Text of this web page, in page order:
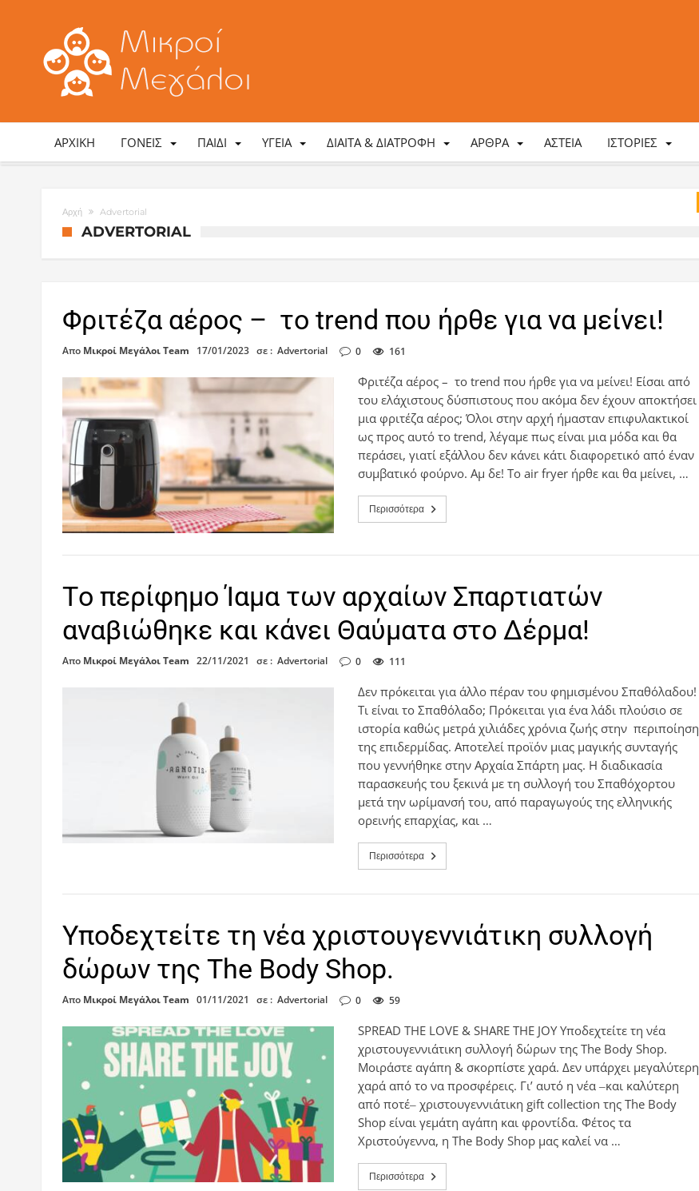
ΑΡΧΙΚΉ ΓΟΝΕΊΣ ΠΑΙΔΊ ΥΓΕΊΑ ΔΊΑΙΤΑ & ΔΙΑΤΡΟΦΉ ΆΡΘΡΑ ΑΣΤΕΊΑ ΙΣΤΟΡΊΕΣ
Αρχή Advertorial
ADVERTORIAL
Φριτέζα αέρος – το trend που ήρθε για να μείνει!
Απο Μικροί Μεγάλοι Team 17/01/2023 σε : Advertorial 0 161
Φριτέζα αέρος – το trend που ήρθε για να μείνει! Είσαι από
του ελάχιστους δύσπιστους που ακόμα δεν έχουν αποκτήσει
μια φριτέζα αέρος; Όλοι στην αρχή ήμασταν επιφυλακτικοί
ως προς αυτό το trend, λέγαμε πως είναι μια μόδα και θα
περάσει, γιατί εξάλλου δεν κάνει κάτι διαφορετικό από έναν
συμβατικό φούρνο. Αμ δε! To air fryer ήρθε και θα μείνει, …
Περισσότερα
Tο περίφημο Ίαμα των αρχαίων Σπαρτιατών
αναβιώθηκε και κάνει Θαύματα στο Δέρμα!
Απο Μικροί Μεγάλοι Team 22/11/2021 σε : Advertorial 0 111
Δεν πρόκειται για άλλο πέραν του φημισμένου Σπαθόλαδου!
Τι είναι το Σπαθόλαδο; Πρόκειται για ένα λάδι πλούσιο σε
ιστορία καθώς μετρά χιλιάδες χρόνια ζωής στην περιποίηση
της επιδερμίδας. Αποτελεί προϊόν μιας μαγικής συνταγής
που γεννήθηκε στην Αρχαία Σπάρτη μας. Η διαδικασία
παρασκευής του ξεκινά με τη συλλογή του Σπαθόχορτου
μετά την ωρίμανσή του, από παραγωγούς της ελληνικής
ορεινής επαρχίας, και …
Περισσότερα
Υποδεχτείτε τη νέα χριστουγεννιάτικη συλλογή
δώρων της The Body Shop.
Απο Μικροί Μεγάλοι Team 01/11/2021 σε : Advertorial 0 59
SPREAD THE LOVE & SHARE THE JOY Υποδεχτείτε τη νέα
χριστουγεννιάτικη συλλογή δώρων της The Body Shop.
Μοιράστε αγάπη & σκορπίστε χαρά. Δεν υπάρχει μεγαλύτερη
χαρά από το να προσφέρεις. Γι’ αυτό η νέα ‒και καλύτερη
από ποτέ‒ χριστουγεννιάτικη gift collection της The Body
Shop είναι γεμάτη αγάπη και φροντίδα. Φέτος τα
Χριστούγεννα, η The Body Shop μας καλεί να …
Περισσότερα